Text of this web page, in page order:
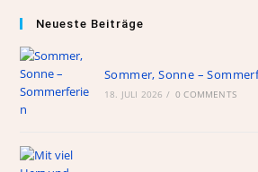
ai
l
ai c
b
o
m
a
A
p
Neueste Beiträge
Sommer, Sonne –
18. JULI 2026 / 0 COMMENTS